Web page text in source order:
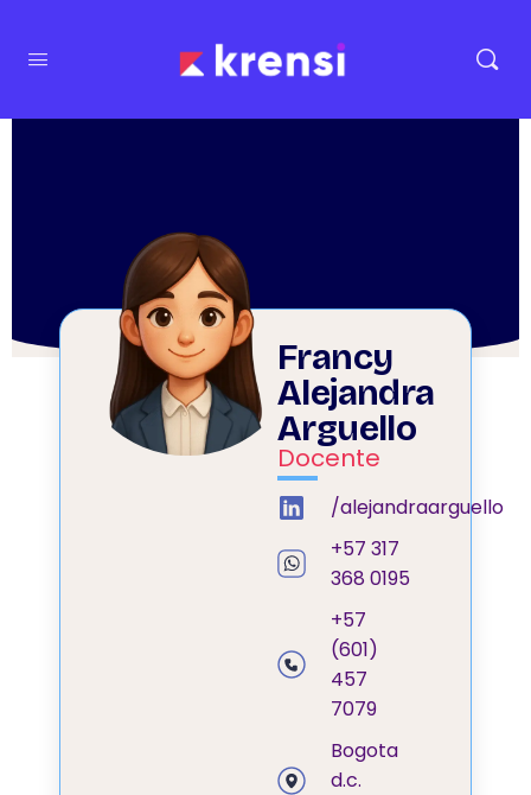
Francy
Alejandra
Arguello
Docente
/alejandraarguello
+57 317
368 0195
+57
(601)
457
7079
Bogota
d.c.